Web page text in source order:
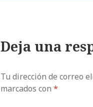
Deja una
Tu dirección de correo
marcados con*